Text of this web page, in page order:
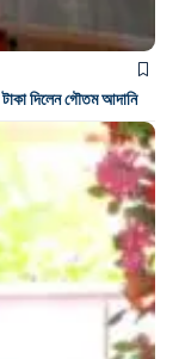
দিলেন গৌতম আদানি